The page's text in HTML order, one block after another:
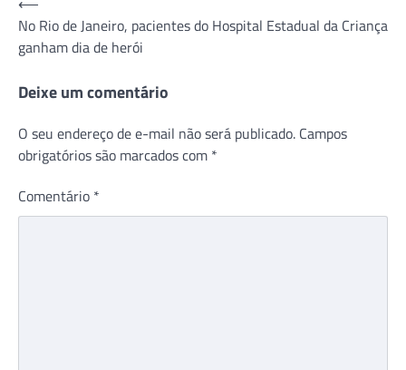
de
Post
No Rio de Janeiro, pacientes do Hospital Estadual da Criança
ganham dia de herói
Deixe um comentário
O seu endereço de e-mail não será publicado. Campos
obrigatórios são marcados com *
Comentário *